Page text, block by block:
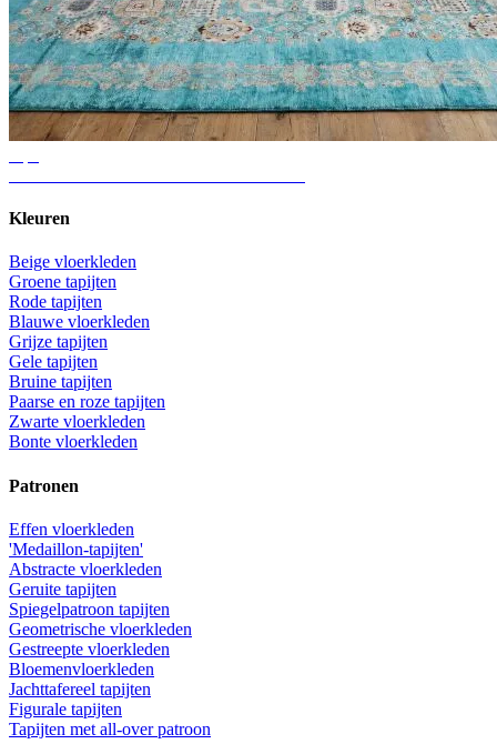
Kleuren
Beige vloerkleden
Groene tapijten
Rode tapijten
Blauwe vloerkleden
Grijze tapijten
Gele tapijten
Bruine tapijten
Paarse en roze tapijten
Zwarte vloerkleden
Bonte vloerkleden
Patronen
Effen vloerkleden
'Medaillon-tapijten'
Abstracte vloerkleden
Geruite tapijten
Spiegelpatroon tapijten
Geometrische vloerkleden
Gestreepte vloerkleden
Bloemenvloerkleden
Jachttafereel tapijten
Figurale tapijten
Tapijten met all-over patroon